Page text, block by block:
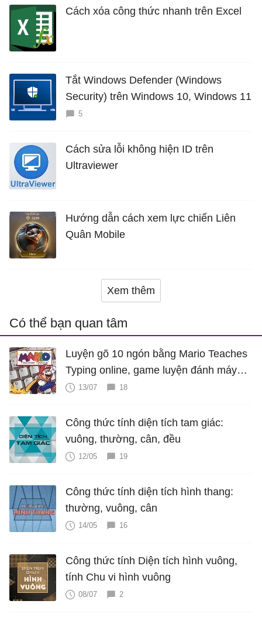
Cách xóa công thức nhanh trên Excel
Tắt Windows Defender (Windows
Security) trên Windows 10, Windows 11
5
Cách sửa lỗi không hiện ID trên
Ultraviewer
Hướng dẫn cách xem lực chiến Liên
Quân Mobile
Xem thêm
Có thể bạn quan tâm
Luyện gõ 10 ngón bằng Mario Teaches
Typing online, game luyện đánh máy
cực hấp dẫn
13/07 18
Công thức tính diện tích tam giác:
vuông, thường, cân, đều
12/05 19
Công thức tính diện tích hình thang:
thường, vuông, cân
14/05 16
Công thức tính Diện tích hình vuông,
tính Chu vi hình vuông
08/07 2